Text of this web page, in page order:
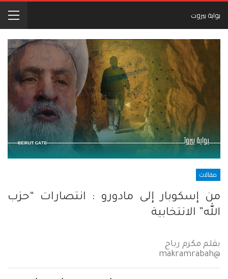
بوابة بيروت
مقالات
من إسكوبار إلى مادورو : انتصارات “حزب
الله” الانتخابية
بقلم مكرم رباح
@makramrabah